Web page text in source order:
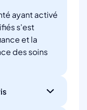
ayant activé
s'est
et la
des soins